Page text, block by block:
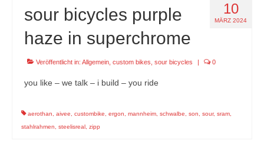
10
MÄRZ 2024
sour bicycles purple
haze in superchrome
Veröffentlicht in: Allgemein custom bikes sour bicycles | 0
you like – we talk – i build – you ride
aerothan aivee custombike ergon mannheim schwalbe son sour, sram
stahlrahmen
steelisreal zipp